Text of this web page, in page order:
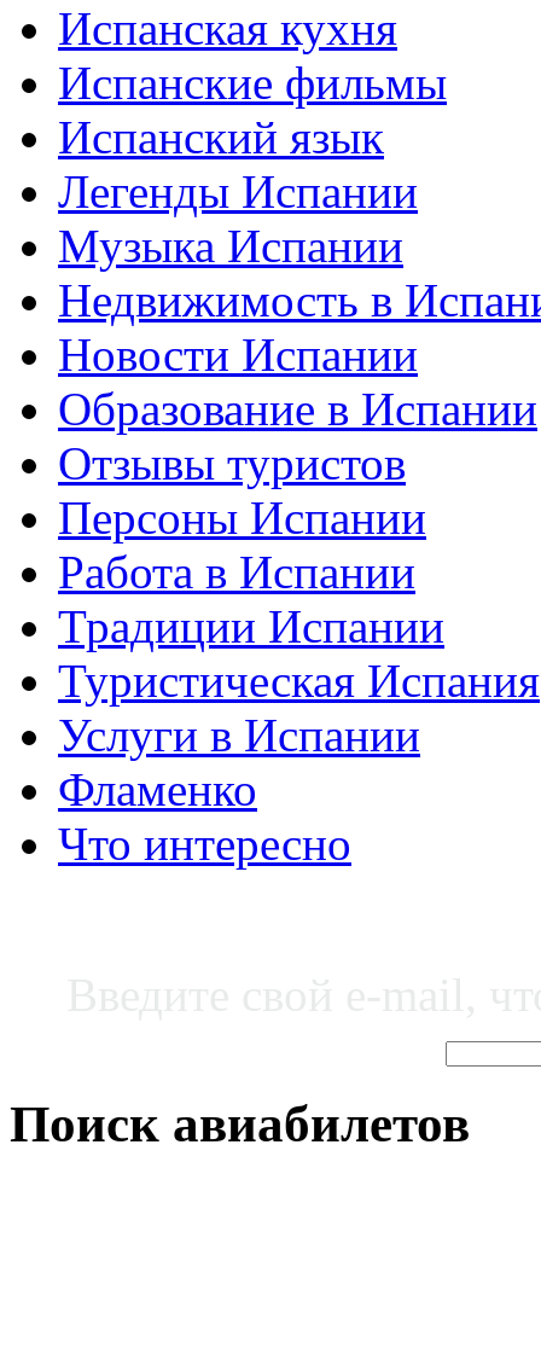
Испанская кухня
Испанские фильмы
Испанский язык
Легенды Испании
Музыка Испании
Недвижимость в
Новости Испании
Образование в Испании
Отзывы туристов
Персоны Испании
Работа в Испании
Традиции Испании
Туристическая Испания
Услуги в Испании
Фламенко
Что интересно
Поиск авиабилетов